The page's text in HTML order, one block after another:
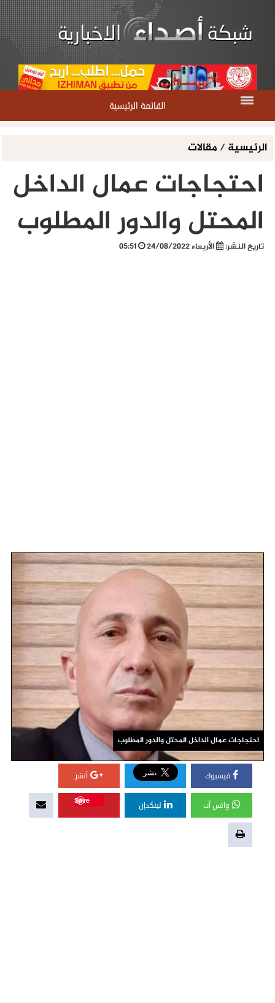
القائمة الرئيسية
الرئيسية/ مقالات
احتجاجات عمال الداخل
المحتل والدور المطلوب
تاريخ النشر: الأربعاء 24/08/2022
احتجاجات عمال الداخل المحتل والدور المطلوب
فيسبوك أنشر
واتس آب لينكدإن
Save